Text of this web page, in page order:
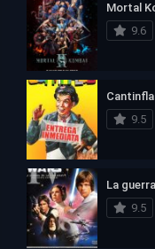
Mortal
9.6
9.5
9.5